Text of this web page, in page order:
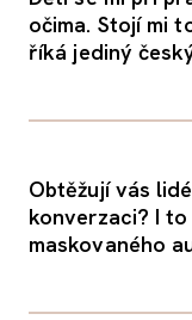
očima. Stojí mi
říká jediný
Obtěžují vás
konverzaci? I to
maskovaného